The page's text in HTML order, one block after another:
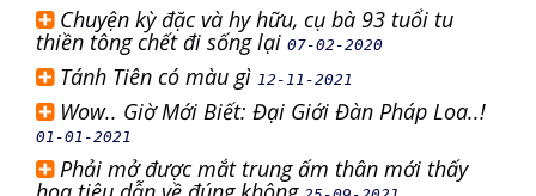
Chuyện kỳ đặc và hy hữu, cụ bà 93 tuổi tu
thiền tông chết đi sống lại 07-02-2020
Tánh Tiên có màu gì 12-11-2021
Wow.. Giờ Mới Biết: Đại Giới Đàn Pháp Loa..!
01-01-2021
Phải mở được mắt trung ấm thân mới thấy